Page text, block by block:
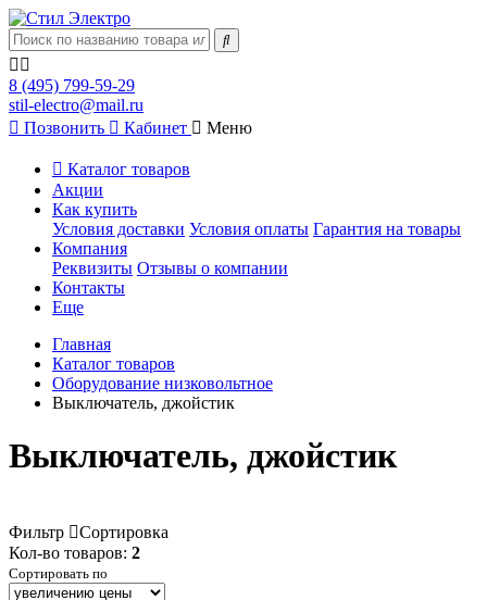
8 (495) 799-59-29
stil-electro@mail.ru
Позвонить
Кабинет Меню
Каталог товаров
Акции
Как купить
Условия доставки Условия оплаты Гарантия на товары
Компания
Реквизиты Отзывы о компании
Контакты
Еще
Главная
Каталог товаров
Оборудование низковольтное
Выключатель, джойстик
Выключатель, джойстик
Фильтр
Сортировка
Кол-во товаров: 2
Сортировать по